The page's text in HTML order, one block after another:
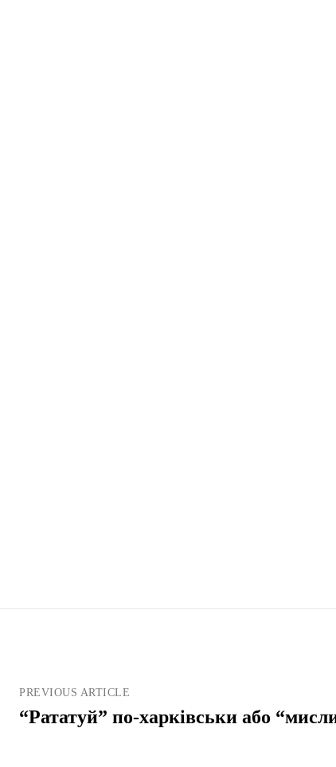
PREVIOUS ARTICLE
“Рататуй” по-харківськи або